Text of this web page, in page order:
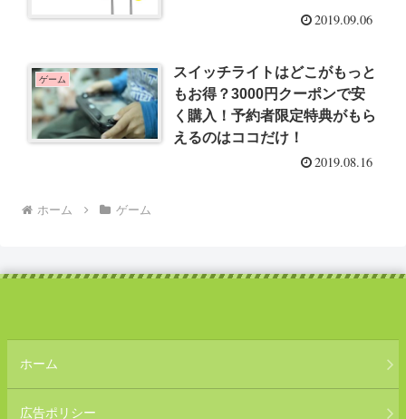
2019.09.06
ゲーム
スイッチライトはどこがもっと
もお得？3000円クーポンで安
く購入！予約者限定特典がもら
えるのはココだけ！
2019.08.16
ホーム ゲーム
ホーム
広告ポリシー